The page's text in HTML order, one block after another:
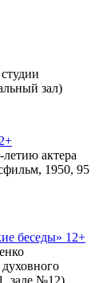
зал)
актера
1950, 95
беседы» 12+
зале №12)